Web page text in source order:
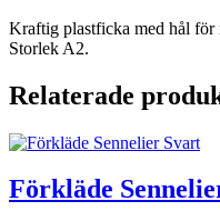
Kraftig plastficka med hål
Storlek A2.
Relaterade
Förkläde